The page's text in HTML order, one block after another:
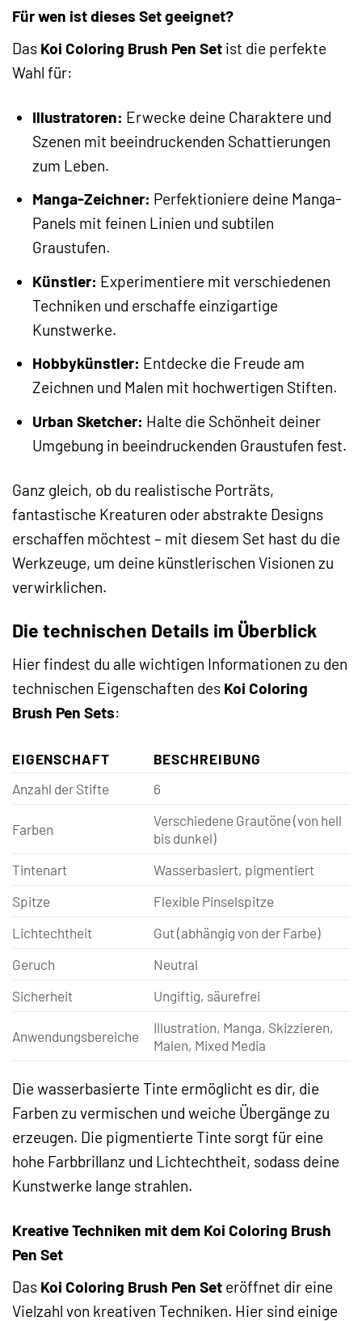
Für wen ist dieses Set geeignet?
Das Koi Coloring Brush Pen Set ist die perfekte
Wahl für:
Illustratoren: Erwecke deine Charaktere und
Szenen mit beeindruckenden Schattierungen
zum Leben.
Manga-Zeichner: Perfektioniere deine Manga-
Panels mit feinen Linien und subtilen
Graustufen.
Künstler: Experimentiere mit verschiedenen
Techniken und erschaffe einzigartige
Kunstwerke.
Hobbykünstler: Entdecke die Freude am
Zeichnen und Malen mit hochwertigen Stiften.
Urban Sketcher: Halte die Schönheit deiner
Umgebung in beeindruckenden Graustufen fest.
Ganz gleich, ob du realistische Porträts,
fantastische Kreaturen oder abstrakte Designs
erschaffen möchtest – mit diesem Set hast du die
Werkzeuge, um deine künstlerischen Visionen zu
verwirklichen.
Die technischen Details im Überblick
Hier findest du alle wichtigen Informationen zu den
technischen Eigenschaften des Koi Coloring
Brush Pen Sets:
EIGENSCHAFT
BESCHREIBUNG
Anzahl der Stifte
6
Farben
Verschiedene Grautöne (von hell
bis dunkel)
Tintenart
Wasserbasiert, pigmentiert
Spitze
Flexible Pinselspitze
Lichtechtheit
Gut (abhängig von der Farbe)
Geruch
Neutral
Sicherheit
Ungiftig, säurefrei
Anwendungsbereiche
Illustration, Manga, Skizzieren,
Malen, Mixed Media
Die wasserbasierte Tinte ermöglicht es dir, die
Farben zu vermischen und weiche Übergänge zu
erzeugen. Die pigmentierte Tinte sorgt für eine
hohe Farbbrillanz und Lichtechtheit, sodass deine
Kunstwerke lange strahlen.
Kreative Techniken mit dem Koi Coloring Brush
Pen Set
Das Koi Coloring Brush Pen Set eröffnet dir eine
Vielzahl von kreativen Techniken. Hier sind einige